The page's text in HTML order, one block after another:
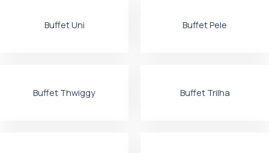
Buffet Uni Buffet Pele
Buffet Thwiggy Buffet Trilha